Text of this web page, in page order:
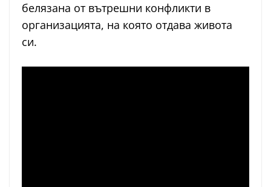
белязана от вътрешни конфликти в
организацията, на която отдава живота
си.